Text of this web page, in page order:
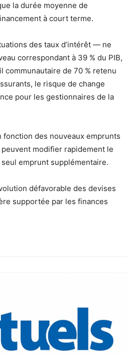
la durée moyenne de
à court terme.
des taux d’intérêt — ne
correspondant à 39 % du PIB,
communautaire de 70 % retenu
le risque de change
pour les gestionnaires de la
fonction des nouveaux emprunts
modifier rapidement le
emprunt supplémentaire.
défavorable des devises
supportée par les finances